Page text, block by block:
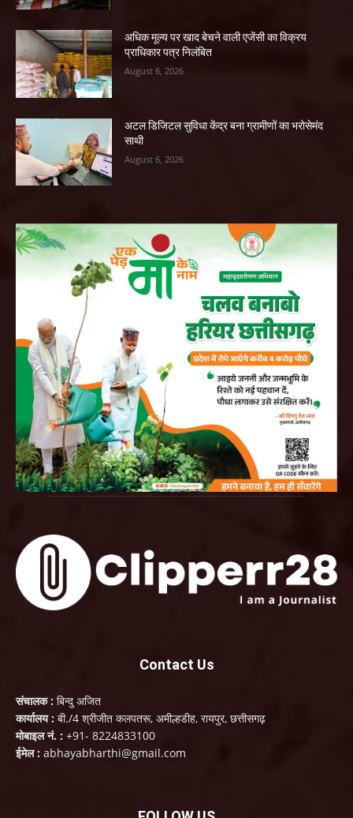
अधिक मूल्य पर खाद बेचने वाली एजेंसी का विक्रय
प्राधिकार पत्र निलंबित
August 6, 2026
अटल डिजिटल सुविधा केंद्र बना ग्रामीणों का भरोसेमंद
साथी
August 6, 2026
Contact Us
संचालक : बिन्दु अजित
कार्यालय : बी./4 श्रीजीत कलपतरू, अमील्हडीह, रायपुर, छत्तीसगढ़
मोबाइल नं. : +91- 8224833100
ईमेल : abhayabharthi@gmail.com